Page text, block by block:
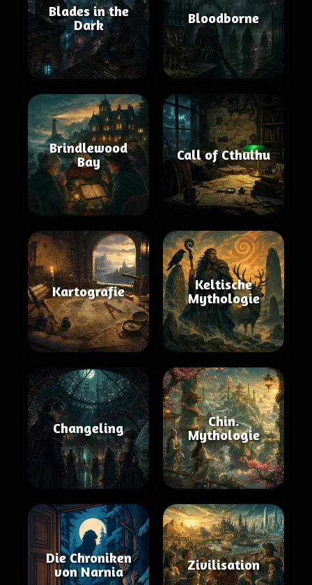
Blades in the
Dark
Bloodborne
Brindlewood
Bay
Call of Cthulhu
Kartografie
Keltische
Mythologie
Changeling
Chin.
Mythologie
Die Chroniken
von Narnia
Zivilisation